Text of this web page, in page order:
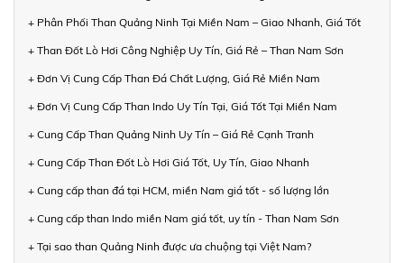
+ Phân Phối Than Quảng Ninh Tại Miền Nam – Giao Nhanh, Giá Tốt
+ Than Đốt Lò Hơi Công Nghiệp Uy Tín, Giá Rẻ – Than Nam Sơn
+ Đơn Vị Cung Cấp Than Đá Chất Lượng, Giá Rẻ Miền Nam
+ Đơn Vị Cung Cấp Than Indo Uy Tín Tại, Giá Tốt Tại Miền Nam
+ Cung Cấp Than Quảng Ninh Uy Tín – Giá Rẻ Cạnh Tranh
+ Cung Cấp Than Đốt Lò Hơi Giá Tốt, Uy Tín, Giao Nhanh
+ Cung cấp than đá tại HCM, miền Nam giá tốt - số lượng lớn
+ Cung cấp than Indo miền Nam giá tốt, uy tín - Than Nam Sơn
+ Tại sao than Quảng Ninh được ưa chuộng tại Việt Nam?